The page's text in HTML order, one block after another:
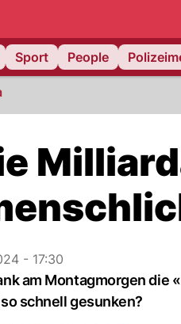
Sport People
- 17:30
am Montagmorgen die
schnell gesunken?